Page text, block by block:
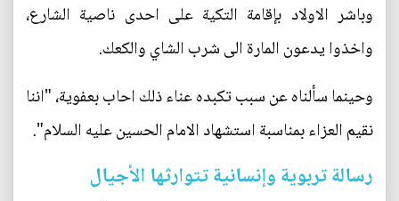
وباشر الاولاد بإقامة التكية على احدى ناصية الشارع،
واخذوا يدعون المارة الى شرب الشاي والكعك.
وحينما سألناه عن سبب تكبده عناء ذلك احاب بعفوية، "اننا
نقيم العزاء بمناسبة استشهاد الامام الحسين عليه السلام".
رسالة تربوية وإنسانية تتوارثها الأجيال